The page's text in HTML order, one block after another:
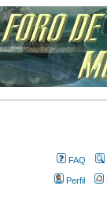
FAQ
Perfil